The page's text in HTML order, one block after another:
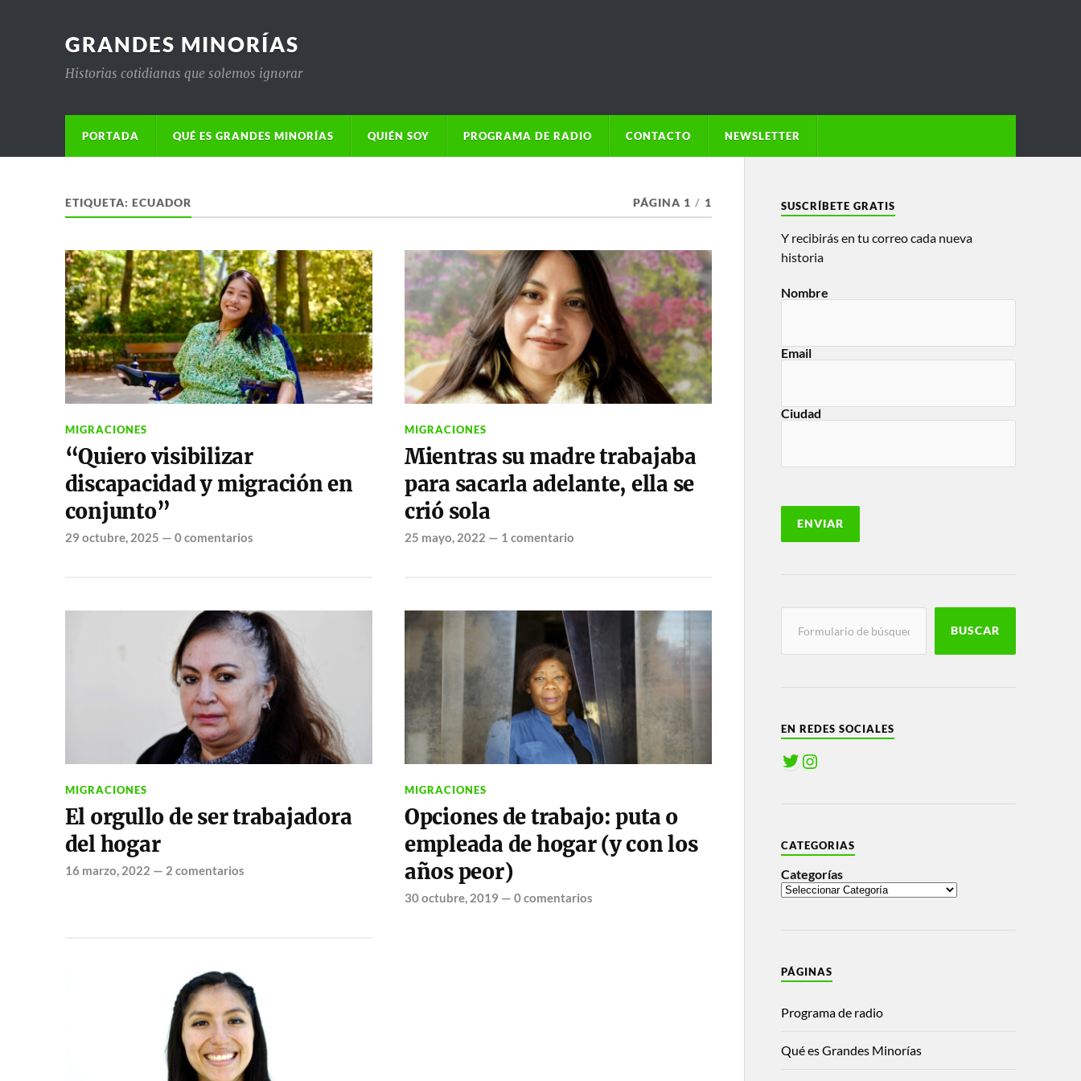
GRANDES MINORÍAS
Historias cotidianas que solemos ignorar
PORTADA QUÉ ES GRANDES MINORÍAS QUIÉN SOY PROGRAMA DE RADIO CONTACTO NEWSLETTER
ETIQUETA: ECUADOR PÁGINA 1 / 1
MIGRACIONES
“Quiero visibilizar
discapacidad y migración en
conjunto”
29 octubre, 2025 — 0 comentarios
MIGRACIONES
Mientras su madre trabajaba
para sacarla adelante, ella se
crió sola
25 mayo, 2022 — 1 comentario
MIGRACIONES
El orgullo de ser trabajadora
del hogar
16 marzo, 2022 — 2 comentarios
MIGRACIONES
Opciones de trabajo: puta o
empleada de hogar (y con los
años peor)
30 octubre, 2019— 0 comentarios
SUSCRÍBETE GRATIS
Y recibirás en tu correo cada nueva
historia
Nombre
Email
Ciudad
BUSCAR
EN REDES SOCIALES
CATEGORIAS
Categorías
PÁGINAS
Programa de radio
Qué es Grandes Minorías